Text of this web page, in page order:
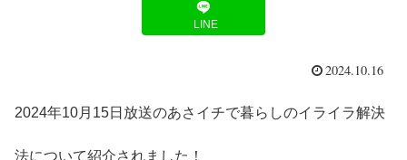
LINE
2024.10.16
2024年10月15日放送のあさイチで暮らしのイライラ解決
法について紹介されました！